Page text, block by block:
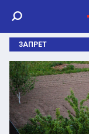
ЗАПРЕТ